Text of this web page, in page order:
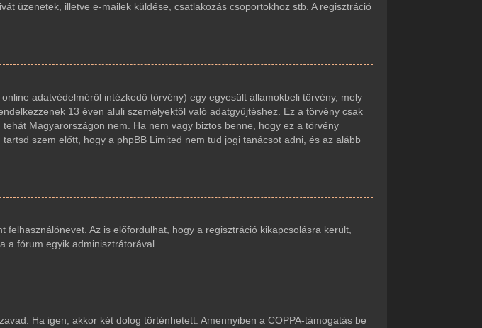
üzenetek, illetve e-mailek küldése, csatlakozás csoportokhoz stb. A regisztráció
adatvédelméről intézkedő törvény) egy egyesült államokbeli törvény, mely
13 éven aluli személyektől való adatgyűjtéshez. Ez a törvény csak
Magyarországon nem. Ha nem vagy biztos benne, hogy ez a törvény
szem előtt, hogy a phpBB Limited nem tud jogi tanácsot adni, és az alább
Az is előfordulhat, hogy a regisztráció kikapcsolásra került,
a fórum egyik adminisztrátorával.
Ha igen, akkor két dolog történhetett. Amennyiben a COPPA-támogatás be